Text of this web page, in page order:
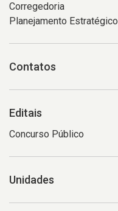
Corregedoria
Planejamento Estratégico
Contatos
Editais
Concurso Público
Unidades